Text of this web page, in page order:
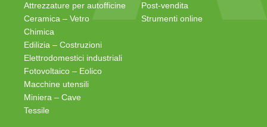
Attrezzature per autofficine
Ceramica – Vetro
Chimica
Edilizia – Costruzioni
Elettrodomestici industriali
Fotovoltaico – Eolico
Macchine utensili
Miniera – Cave
Tessile
Post-vendita
Strumenti online